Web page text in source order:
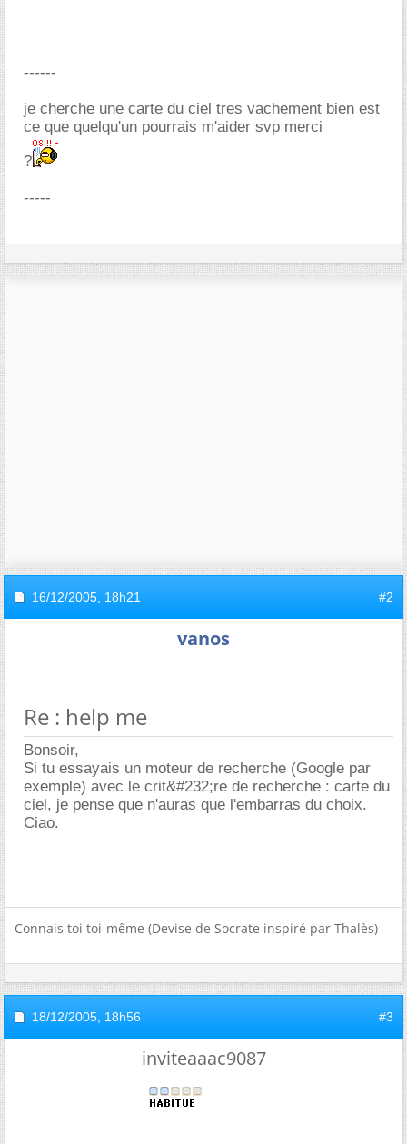
------
je cherche une carte du ciel tres vachement bien est
ce que quelqu'un pourrais m'aider svp merci
?
-----
16/12/2005, 18h21 #2
vanos
Re : help me
Bonsoir,
Si tu essayais un moteur de recherche (Google par
exemple) avec le crit&#232;re de recherche : carte du
ciel, je pense que n'auras que l'embarras du choix.
Ciao.
Connais toi toi-même (Devise de Socrate inspiré par Thalès)
18/12/2005, 18h56 #3
inviteaaac9087